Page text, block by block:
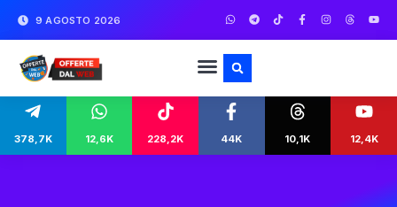
9 AGOSTO 2026
378,7K 12,6K 228,2K 44K 10,1K 12,4K